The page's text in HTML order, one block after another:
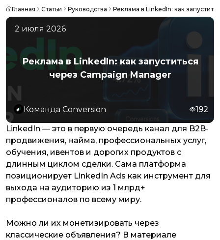
Главная Статьи Руководства Реклама в LinkedIn: как
2 июля 2026
Реклама в LinkedIn: как запуститься
через Campaign Manager
Команда Conversion 192
LinkedIn — это в первую очередь канал для B2B-
продвижения, найма, профессиональных услуг,
обучения, ивентов и дорогих продуктов с
длинным циклом сделки. Сама платформа
позиционирует LinkedIn Ads как инструмент для
выхода на аудиторию из 1 млрд+
профессионалов по всему миру.
Можно ли их монетизировать через
классические объявления? В материале